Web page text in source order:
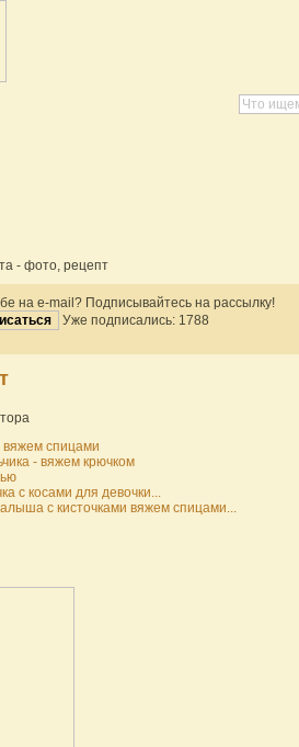
- фото, рецепт
на e-mail? Подписывайтесь на рассылку!
Уже подписались: 1788
вяжем спицами
- вяжем крючком
с косами для девочки...
с кисточками вяжем спицами...